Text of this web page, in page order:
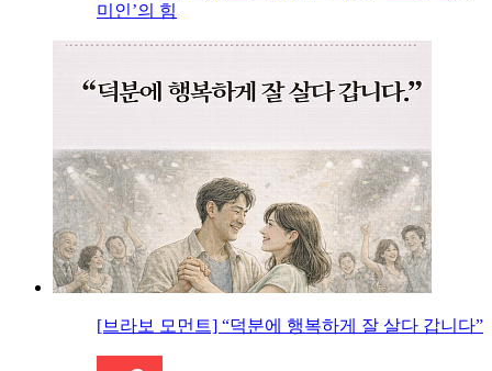
미인’의 힘
[브라보 모먼트] “덕분에 행복하게 잘 살다 갑니다”